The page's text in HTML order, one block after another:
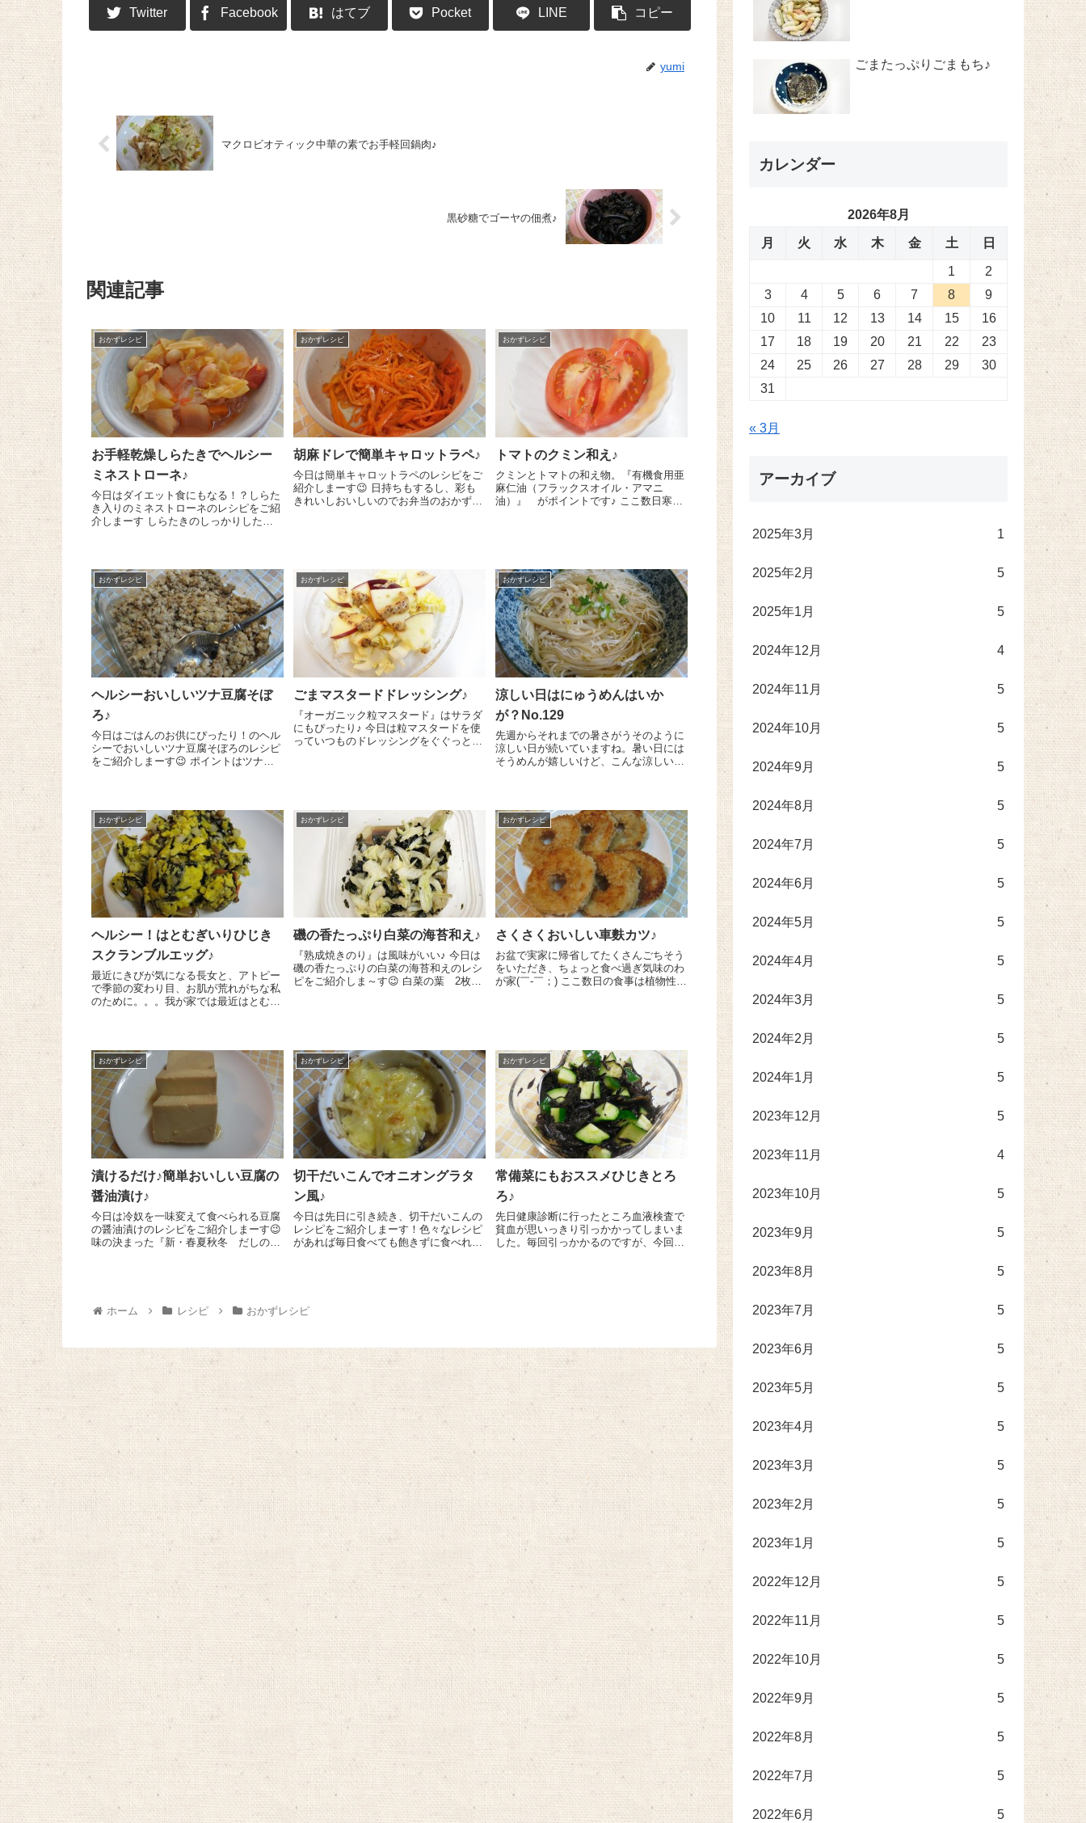
Twitter Facebook はてブ Pocket LINE コピー
yumi
マクロビオティック中華の素でお手軽回鍋肉♪
黒砂糖でゴーヤの佃煮♪
関連記事
おかずレシピ
お手軽乾燥しらたきでヘルシー
ミネストローネ♪
今日はダイエット食にもなる！？しらた
き入りのミネストローネのレシピをご紹
介しまーす しらたきのしっかりした食
厚さのいちょう切...
おかずレシピ
胡麻ドレで簡単キャロットラペ♪
今日は簡単キャロットラペのレシピをご
紹介しまーす😉 日持ちもするし、彩も
きれいしおいしいのでお弁当のおかずに
おかずレシピ
トマトのクミン和え♪
クミンとトマトの和え物。『有機食用亜
麻仁油（フラックスオイル・アマニ
油）』 がポイントです♪ ここ数日寒暖
おかずレシピ
ヘルシーおいしいツナ豆腐そぼ
ろ♪
今日はごはんのお供にぴったり！のヘル
シーでおいしいツナ豆腐そぼろのレシピ
をご紹介しまーす😉 ポイントはツナ缶
をするなどしてし...
おかずレシピ
ごまマスタードドレッシング♪
『オーガニック粒マスタード』はサラダ
にもぴったり♪ 今日は粒マスタードを使
っていつものドレッシングをぐぐっとお
おかずレシピ
涼しい日はにゅうめんはいか
が？No.129
先週からそれまでの暑さがうそのように
涼しい日が続いていますね。暑い日には
そうめんが嬉しいけど、こんな涼しい日
～！我が家は夏が終わる前...
おかずレシピ
ヘルシー！はとむぎいりひじき
スクランブルエッグ♪
最近にきびが気になる長女と、アトピー
で季節の変わり目、お肌が荒れがちな私
のために。。。我が家では最近はとむぎ
他の穀物よりも栄...
おかずレシピ
磯の香たっぷり白菜の海苔和え♪
『熟成焼きのり』は風味がいい♪ 今日は
磯の香たっぷりの白菜の海苔和えのレシ
ピをご紹介しま～す😉 白菜の葉 2枚は
おかずレシピ
さくさくおいしい車麩カツ♪
お盆で実家に帰省してたくさんごちそう
をいただき、ちょっと食べ過ぎ気味のわ
が家(￣-￣；) ここ数日の食事は植物性の
おかずレシピ
漬けるだけ♪簡単おいしい豆腐の
醤油漬け♪
今日は冷奴を一味変えて食べられる豆腐
の醤油漬けのレシピをご紹介しまーす😉
味の決まった『新・春夏秋冬 だしの
おかずレシピ
切干だいこんでオニオングラタ
ン風♪
今日は先日に引き続き、切干だいこんの
レシピをご紹介しまーす！色々なレシピ
があれば毎日食べても飽きずに食べれま
おかずレシピ
常備菜にもおススメひじきとろ
ろ♪
先日健康診断に行ったところ血液検査で
貧血が思いっきり引っかかってしまいま
した。毎回引っかかるのですが、今回は
ホーム
レシピ おかずレシピ
ごまたっぷりごまもち♪
カレンダー
2026年8月
月 火 水 木 金 土 日
1
2
3
4 5 6 7 8
9
10
11 12 13 14 15
16
17
18 19 20 21 22
23
24
25 26 27 28 29
30
31
« 3月
アーカイブ
2025年3月 1
2025年2月 5
2025年1月 5
2024年12月 4
2024年11月 5
2024年10月 5
2024年9月 5
2024年8月 5
2024年7月 5
2024年6月 5
2024年5月 5
2024年4月 5
2024年3月 5
2024年2月 5
2024年1月 5
2023年12月 5
2023年11月 4
2023年10月 5
2023年9月 5
2023年8月 5
2023年7月 5
2023年6月 5
2023年5月 5
2023年4月 5
2023年3月 5
2023年2月 5
2023年1月 5
2022年12月 5
2022年11月 5
2022年10月 5
2022年9月 5
2022年8月 5
2022年7月 5
2022年6月 5